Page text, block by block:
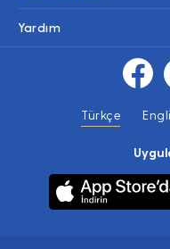
Yardım
Türkçe